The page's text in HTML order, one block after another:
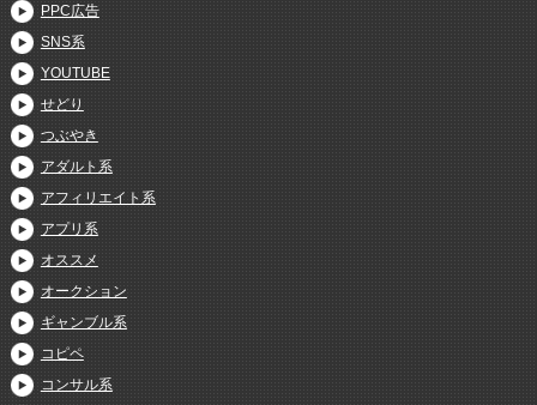
PPC広告
SNS系
YOUTUBE
せどり
つぶやき
アダルト系
アフィリエイト系
アプリ系
オススメ
オークション
ギャンブル系
コピペ
コンサル系